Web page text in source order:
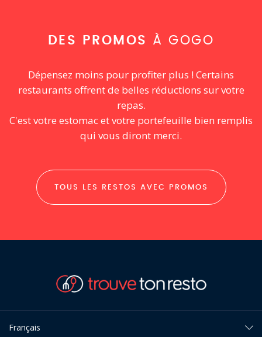
DES PROMOS À GOGO
Dépensez moins pour profiter plus ! Certains
restaurants offrent de belles réductions sur votre
repas.
C'est votre estomac et votre portefeuille bien remplis
qui vous diront merci.
TOUS LES RESTOS AVEC PROMOS
Français